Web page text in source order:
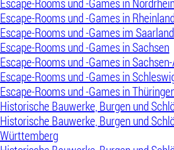
Escape-Rooms und -Games in
Escape-Rooms und -Games in
Escape-Rooms und -Games im Saarland
Escape-Rooms und -Games in Sachsen
Escape-Rooms und -Games in
Escape-Rooms und -Games in
Escape-Rooms und -Games in
Historische Bauwerke, Burgen und
Historische Bauwerke, Burgen und
Württemberg